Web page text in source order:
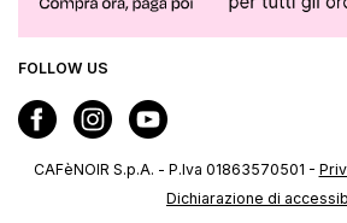
FOLLOW US
CAFèNOIR S.p.A. - P.Iva 01863570501 -
Dichiarazione di